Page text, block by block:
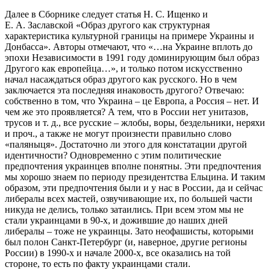
Далее в Сборнике следует статья Н. С. Ищенко и
Е. А. Заславской «Образ другого как структурная
характеристика культурной границы на примере Украины и
Донбасса». Авторы отмечают, что «…на Украине вплоть до
эпохи Независимости в 1991 году доминирующим был образ
Другого как европейца…», и только потом искусственно
начал насаждаться образ другого как русского. Но в чем
заключается эта последняя инаковость другого? Отвечаю:
собственно в том, что Украина – це Европа, а Россия – нет. И
чем же это проявляется? А тем, что в России нет унитазов,
трусов и т. д., все русские – жлобы, воры, бездельники, неряхи
и проч., а также не могут произнести правильно слово
«паляныця». Достаточно ли этого для констатации другой
идентичности? Одновременно с этим политические
предпочтения украинцев вполне понятны. Эти предпочтения
мы хорошо знаем по периоду президентства Ельцина. И таким
образом, эти предпочтения были и у нас в России, да и сейчас
либералы всех мастей, озвучивающие их, по большей части
никуда не делись, только затаились. При всем этом мы не
стали украинцами в 90-х, и дожившие до наших дней
либералы – тоже не украинцы. Зато неофашисты, которыми
был полон Санкт-Петербург (и, наверное, другие регионы
России) в 1990-х и начале 2000-х, все оказались на той
стороне, то есть по факту украинцами стали.